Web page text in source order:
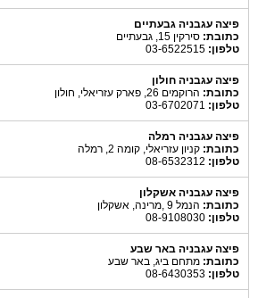
פיצה עגבניה גבעתיים
כתובת: סירקין 15, גבעתיים
טלפון:
פיצה עגבניה חולון
כתובת: הרוקמים 26, פארק עזריאלי, חולון
טלפון:
פיצה עגבניה רמלה
כתובת: קניון עזריאלי, קומה 2, רמלה
טלפון:
פיצה עגבניה אשקלון
כתובת: הנמל 9 ,מרינה, אשקלון
טלפון:
פיצה עגבניה באר שבע
כתובת: מתחם ביג, באר שבע
טלפון: